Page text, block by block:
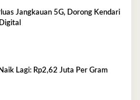
Jangkauan 5G, Dorong Kendari
Lagi: Rp2,62 Juta Per Gram